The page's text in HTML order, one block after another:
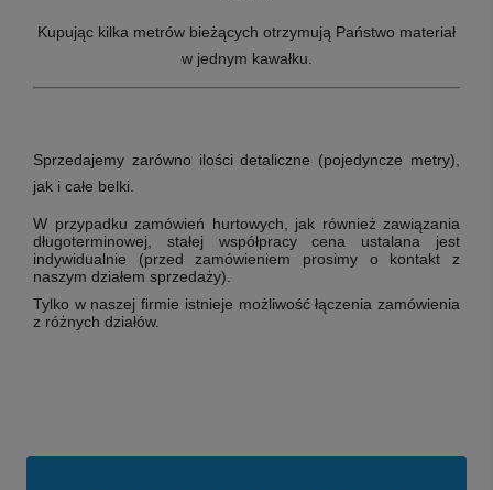
Kupując kilka metrów bieżących otrzymują Państwo materiał
w jednym kawałku.
Sprzedajemy zarówno ilości detaliczne (pojedyncze metry),
jak i całe belki.
W przypadku zamówień hurtowych, jak również zawiązania
długoterminowej, stałej współpracy cena ustalana jest
indywidualnie (przed zamówieniem prosimy o kontakt z
naszym działem sprzedaży).
Tylko w naszej firmie istnieje możliwość łączenia zamówienia
z różnych działów.